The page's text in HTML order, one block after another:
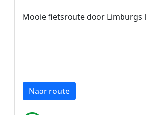
Mooie fietsroute door Limburgs
Naar route